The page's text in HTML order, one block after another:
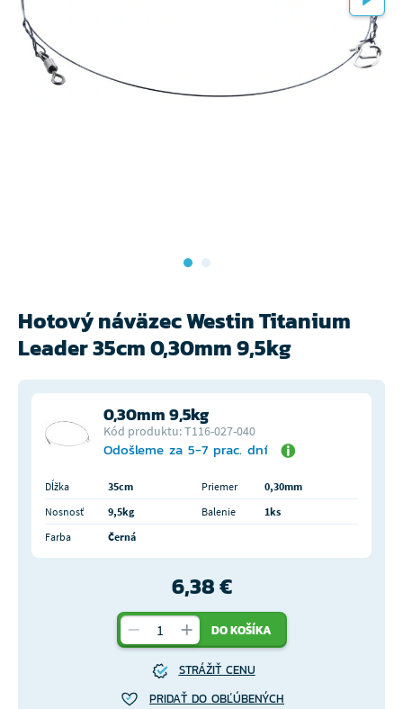
Hotový náväzec Westin Titanium
Leader 35cm 0,30mm 9,5kg
0,30mm 9,5kg
Kód produktu: T116-027-040
Odošleme za 5-7 prac. dní
Dĺžka 35cm Priemer
0,30mm
Nosnosť
9,5kg Balenie
1ks
Farba
Černá
6,38 €
DO KOŠÍKA
STRÁŽIŤ CENU
PRIDAŤ DO OBĽÚBENÝCH